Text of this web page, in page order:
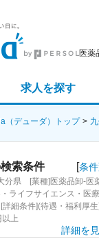
医薬
求人を探す
ら探す
ら探す
（デューダ）トップ
索条件 [条
分県 [業種]医薬品卸-医
ライフサイエンス・医
細条件](待遇・福利厚生
上
詳細を